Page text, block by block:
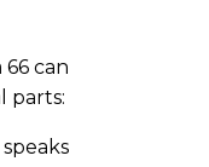
can
parts: